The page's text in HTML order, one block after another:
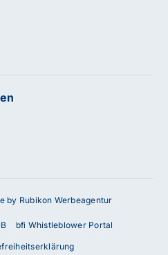
by Rubikon Werbeagentur
bfi Whistleblower Portal